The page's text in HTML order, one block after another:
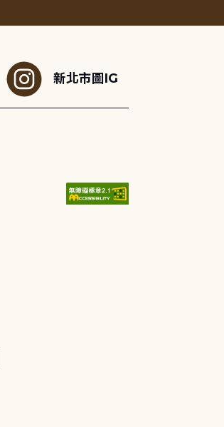
新北市圖IG